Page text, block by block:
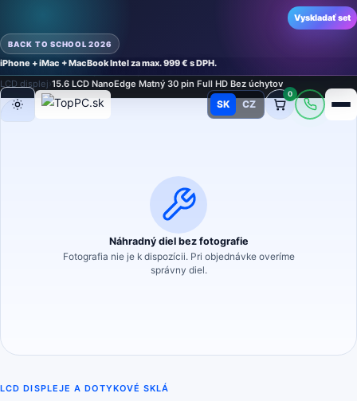
BACK TO SCHOOL 2026
iPhone + iMac + MacBook Intel za max. 999 € s DPH.
Vyskladať set
Režim SK CZ
0
LCD displej›15.6 LCD NanoEdge Matný 30 pin Full HD Bez úchytov
Náhradný diel bez fotografie
Fotografia nie je k dispozícii. Pri objednávke overíme
správny diel.
LCD DISPLEJE A DOTYKOVÉ SKLÁ